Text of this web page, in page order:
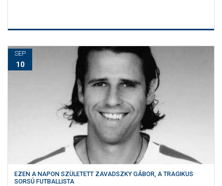
SEP
10
EZEN A NAPON SZÜLETETT ZAVADSZKY GÁBOR, A TRAGIKUS
SORSÚ FUTBALLISTA